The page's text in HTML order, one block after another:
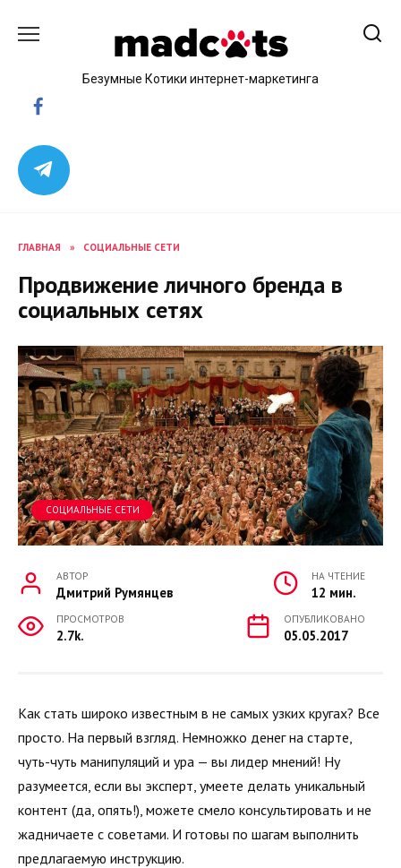
Безумные Котики интернет-маркетинга
ГЛАВНАЯ » СОЦИАЛЬНЫЕ СЕТИ
Продвижение личного бренда в
социальных сетях
СОЦИАЛЬНЫЕ СЕТИ
АВТОР
Дмитрий Румянцев
НА ЧТЕНИЕ
12 мин.
ПРОСМОТРОВ
2.7k.
ОПУБЛИКОВАНО
05.05.2017
Как стать широко известным в не самых узких кругах? Все
просто. На первый взгляд. Немножко денег на старте,
чуть-чуть манипуляций и ура — вы лидер мнений! Ну
разумеется, если вы эксперт, умеете делать уникальный
контент (да, опять!), можете смело консультировать и не
жадничаете с советами. И готовы по шагам выполнить
предлагаемую инструкцию.